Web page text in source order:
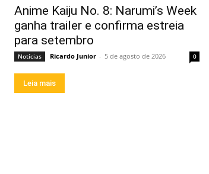
Anime Kaiju No. 8: Narumi’s Week
ganha trailer e confirma estreia
para setembro
Notícias Ricardo Junior - 5 de agosto de 2026 0
Leia mais